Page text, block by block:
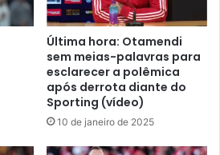
Última hora: Otamendi
sem meias-palavras para
esclarecer a polêmica
após derrota diante do
Sporting (vídeo)
10 de janeiro de 2025